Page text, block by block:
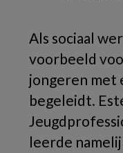
Als sociaal
voorbeeld
jongeren met
begeleidt.
leerde